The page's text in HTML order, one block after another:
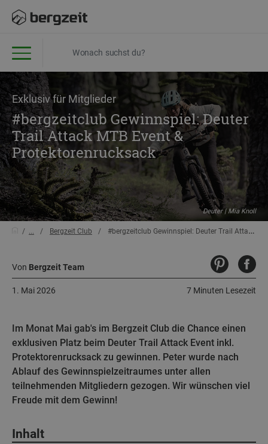
Exklusiv für Mitglieder
#bergzeitclub Gewinnspiel: Deuter
Trail Attack MTB Event &
Protektorenrucksack
Deuter | Mia Knoll
... Bergzeit Club #bergzeitclub Gewinnspiel: Deuter Trail Attack MTB Event & Protektorenrucksack
Von Bergzeit Team
7 Minuten Lesezeit
1. Mai 2026
Im Monat Mai gab's im Bergzeit Club die Chance einen
exklusiven Platz beim Deuter Trail Attack Event inkl.
Protektorenrucksack zu gewinnen. Peter wurde nach
Ablauf des Gewinnspielzeitraumes unter allen
teilnehmenden Mitgliedern gezogen. Wir wünschen viel
Freude mit dem Gewinn!
Inhalt